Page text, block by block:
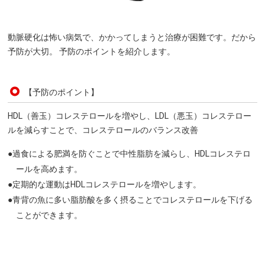
動脈硬化は怖い病気で、かかってしまうと治療が困難です。だから
予防が大切。 予防のポイントを紹介します。
【予防のポイント】
HDL（善玉）コレステロールを増やし、LDL（悪玉）コレステロー
ルを減らすことで、コレステロールのバランス改善
●過食による肥満を防ぐことで中性脂肪を減らし、HDLコレステロ
ールを高めます。
●定期的な運動はHDLコレステロールを増やします。
●青背の魚に多い脂肪酸を多く摂ることでコレステロールを下げる
ことができます。